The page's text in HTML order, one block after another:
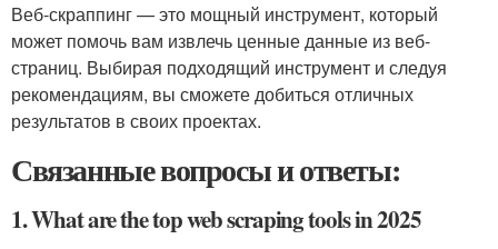
Веб-скраппинг — это мощный инструмент, который
может помочь вам извлечь ценные данные из веб-
страниц. Выбирая подходящий инструмент и следуя
рекомендациям, вы сможете добиться отличных
результатов в своих проектах.
Связанные вопросы и ответы:
1. What are the top web scraping tools in 2025